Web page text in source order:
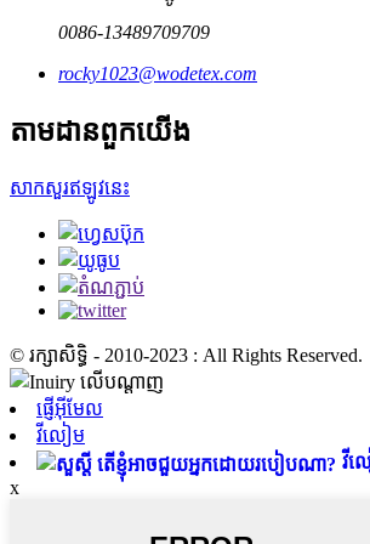
0086-13489709709
rocky1023@wodetex.com
តាមដានពួកយើង
សាកសួរឥឡូវនេះ
© រក្សាសិទ្ធិ - 2010-2023 : All Rights Reserved.
ផ្ញើអ៊ីមែល
វីលៀម
វីល
x